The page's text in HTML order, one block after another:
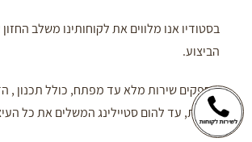
בסטודיו אנו מלווים את לקוחותינו משלב
הביצוע.
מספקים שירות מלא עד מפתח, כולל תכנון ,
כמויות, עד להום סטיילינג המשלים את כל